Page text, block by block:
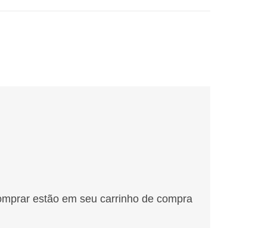
estão em seu carrinho de compra